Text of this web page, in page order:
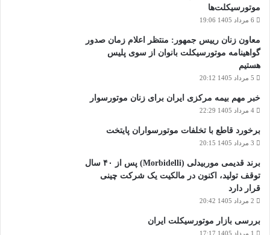
موتورسیکلت‌ها
6 مرداد 1405 19:06
معاون زنان رییس جمهور: منتظر اعلام زمان صدور
گواهینامه موتورسیکلت بانوان از سوی پلیس
هستیم
5 مرداد 1405 20:12
خبر مهم بیمه مرکزی ایران برای زنان موتورسوار
4 مرداد 1405 22:29
برخورد قاطع با تخلفات موتورسواران پایتخت
3 مرداد 1405 20:15
برند قدیمی موربیدلی (Morbidelli) پس از ۴۰ سال
توقف تولید، اکنون در مالکیت یک شرکت چینی
قرار دارد
2 مرداد 1405 20:42
بررسی بازار موتورسیکلت ایران
1 مرداد 1405 17:17